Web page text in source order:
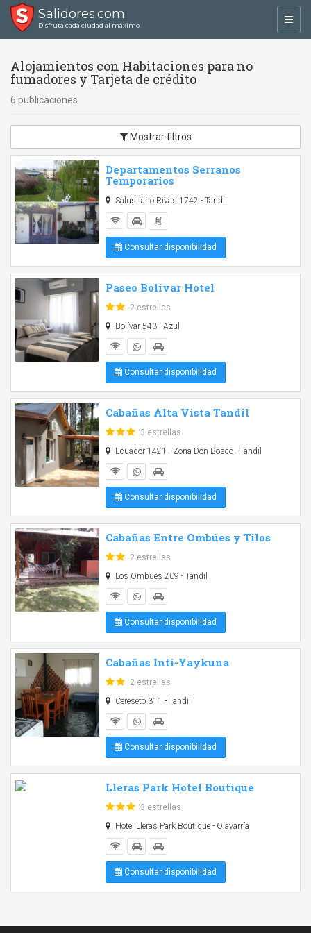
Salidores.com
Disfrutá cada ciudad al máximo
Alojamientos con Habitaciones para no
fumadores y Tarjeta de crédito
6 publicaciones
Mostrar filtros
Departamentos Serranos
Temporarios
Salustiano Rivas 1742 - Tandil
Consultar disponibilidad
Paseo Bolívar Hotel
2 estrellas
Bolívar 543 - Azul
Consultar disponibilidad
Cabañas Alta Vista Tandil
3 estrellas
Ecuador 1421 - Zona Don Bosco - Tandil
Consultar disponibilidad
Cabañas Entre Ombúes y Tilos
2 estrellas
Los Ombues 209 - Tandil
Consultar disponibilidad
Cabañas Inti-Yaykuna
2 estrellas
Cereseto 311 - Tandil
Consultar disponibilidad
Lleras Park Hotel Boutique
3 estrellas
Hotel Lleras Park Boutique - Olavarría
Consultar disponibilidad